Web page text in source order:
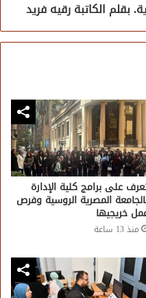
بقلم الكاتبة رقيه فريد
على برامج كلية الإدارة
المصرية الروسية وفرص
خريجيها
منذ 13 ساعة